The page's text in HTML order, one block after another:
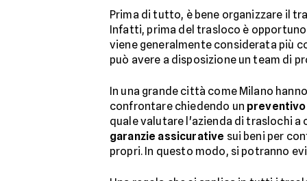
Prima di tutto, è bene organizzare il
Infatti, prima del trasloco è
viene generalmente considerata più
può avere a disposizione un team di
In una grande città come Milano
confrontare chiedendo un preventivo
quale valutare l'azienda di traslochi
garanzie assicurative sui beni per
propri. In questo modo, si potranno